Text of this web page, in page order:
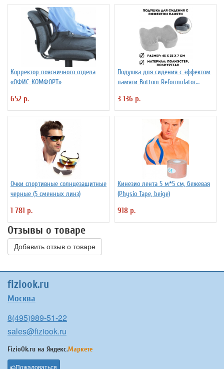
Корректор поясничного отдела
«ОФИС-КОМФОРТ»
652 р.
Подушка для сидения с эффектом
памяти Bottom Reformulator
3 136 р.
Очки спортивные солнцезащитные
черные (5 сменных линз)
1 781 р.
Кинезио лента 5 м*5 см, бежевая
(Physio Tape, beige)
918 р.
Отзывы о товаре
Добавить отзыв о товаре
fiziook.ru
Москва
8(495)989-51-22
sales@fiziook.ru
FizioOk.ru на Яндекс.Маркете
Пожаловаться